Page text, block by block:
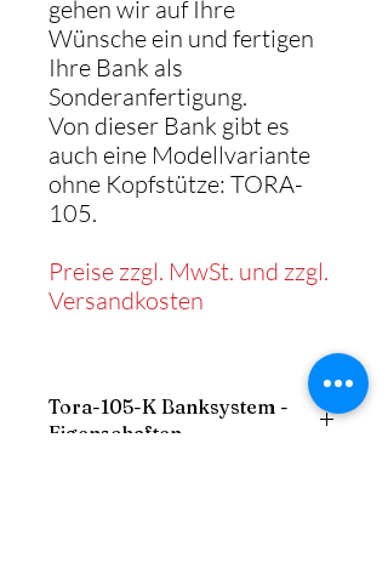
gehen wir auf Ihre
Wünsche ein und fertigen
Ihre Bank als
Sonderanfertigung.
Von dieser Bank gibt es
auch eine Modellvariante
ohne Kopfstütze: TORA-
105.
Preise zzgl. MwSt. und zzgl.
Versandkosten
Tora-105-K Banksystem -
Eigenschaften